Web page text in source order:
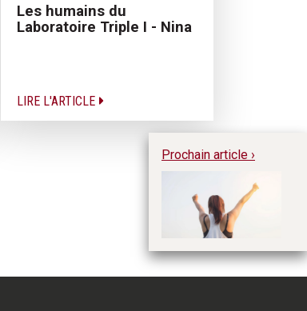
Les humains du
Laboratoire Triple I - Nina
LIRE L'ARTICLE
Prochain article ›